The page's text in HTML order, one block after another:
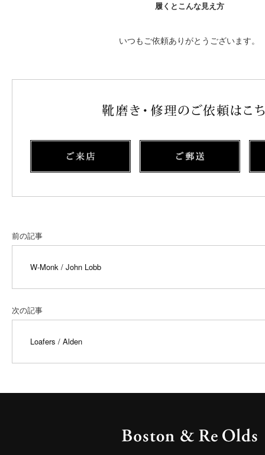
履くとこんな見え方
いつもご依頼ありがとうございます。
前の記事
W-Monk / John Lobb
次の記事
Loafers / Alden